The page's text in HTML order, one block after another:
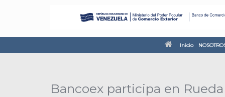
Inicio
Bancoex participa en